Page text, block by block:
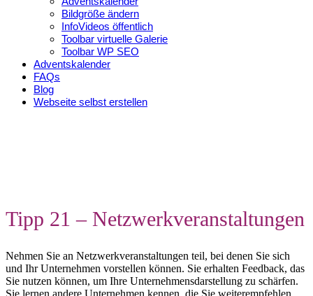
Bildgröße ändern
InfoVideos öffentlich
Toolbar virtuelle Galerie
Toolbar WP SEO
Adventskalender
FAQs
Blog
Webseite selbst erstellen
Tipp 21 – Netzwerkveranstaltungen
Nehmen Sie an Netzwerkveranstaltungen teil, bei denen Sie sich
und Ihr Unternehmen vorstellen können. Sie erhalten Feedback, das
Sie nutzen können, um Ihre Unternehmensdarstellung zu schärfen.